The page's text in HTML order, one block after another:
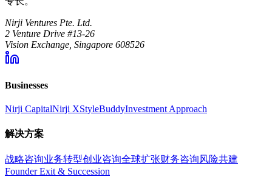
Nirji Ventures Pte. Ltd.
2 Venture Drive #13-26
Vision Exchange, Singapore 608526
Businesses
Nirji CapitalNirji XStyleBuddyInvestment Approach
解决方案
战略咨询业务转型创业咨询全球扩张财务咨询风险共建
Founder Exit & Succession